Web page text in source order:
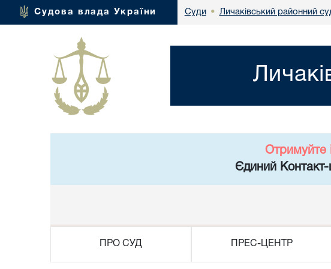
Судова влада України Суди • Личаківський районний
Отримуйте
Єдиний Контакт-
ПРО СУД ПРЕС-ЦЕНТР